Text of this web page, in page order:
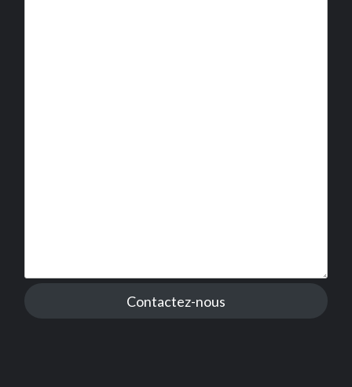
Contactez-nous